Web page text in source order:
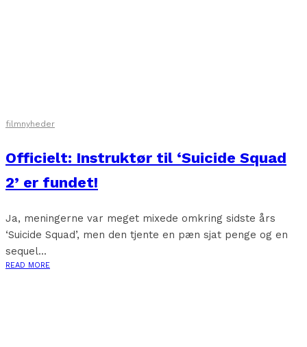
filmnyheder
Officielt: Instruktør til ‘Suicide Squad
2’ er fundet!
Ja, meningerne var meget mixede omkring sidste års
‘Suicide Squad’, men den tjente en pæn sjat penge og en
sequel...
READ MORE